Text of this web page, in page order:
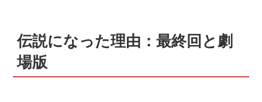
伝説になった理由：最終回と劇
場版